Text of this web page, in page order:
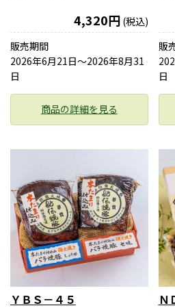
4,320円 (税込)
販売期間
2026年6月21日〜2026年8月31
日
商品の詳細を見る
販
日
ＹＢＳ－４５ Ｎ